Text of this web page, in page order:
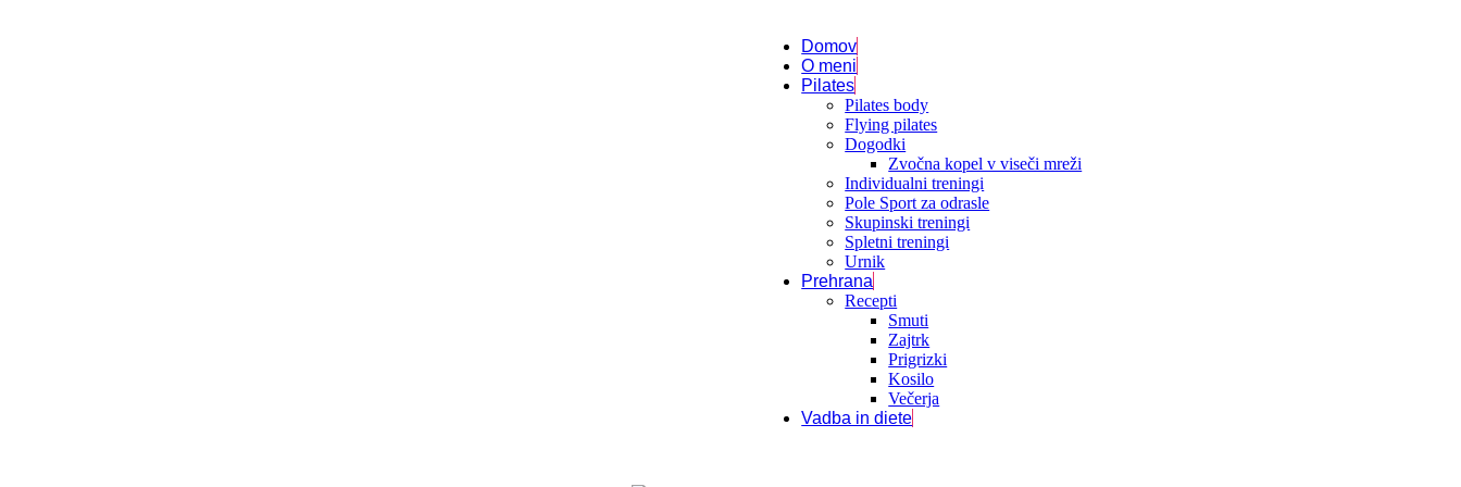
Domov
O meni
Pilates
Pilates body
Flying pilates
Dogodki
Zvočna kopel v viseči mreži
Individualni treningi
Pole Sport za odrasle
Skupinski treningi
Spletni treningi
Urnik
Prehrana
Recepti
Smuti
Zajtrk
Prigrizki
Kosilo
Večerja
Vadba in diete